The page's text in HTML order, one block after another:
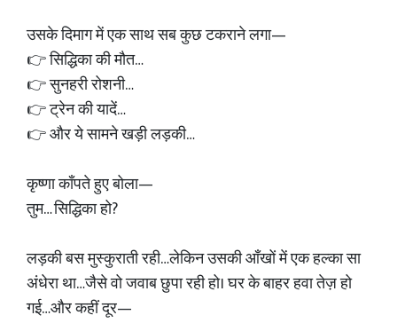
उसके दिमाग में एक साथ सब कुछ टकराने लगा—
👉 सिद्धिका की मौत…
👉 सुनहरी रोशनी…
👉 ट्रेन की यादें…
👉 और ये सामने खड़ी लड़की…
कृष्णा काँपते हुए बोला—
तुम… सिद्धिका हो?
लड़की बस मुस्कुराती रही…लेकिन उसकी आँखों में एक हल्का सा
अंधेरा था…जैसे वो जवाब छुपा रही हो। घर के बाहर हवा तेज़ हो
गई…और कहीं दूर—